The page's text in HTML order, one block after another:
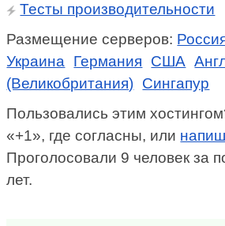
Тесты производительности
Размещение серверов:
Украина Германия США
(Великобритания) Сингапур
Пользовались этим
«+1», где согласны, или
Проголосовали 9 человек за
лет.